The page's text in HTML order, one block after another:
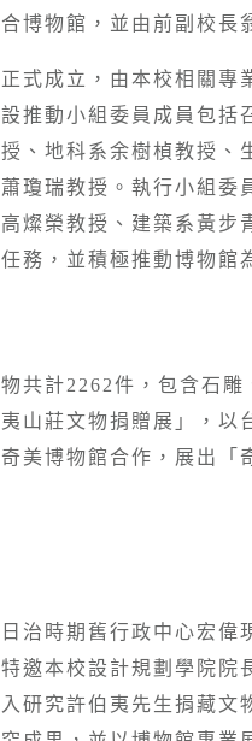
博物館，並由前副校
式成立，由本校相關
推動小組委員成員包
、地科系余樹楨教授
瓊瑞教授。執行小組
燦榮教授、建築系黃
務，並積極推動博物館
共計2262件，包含石
山莊文物捐贈展」，以
美博物館合作，展出
治時期舊行政中心宏
邀本校設計規劃學院
研究許伯夷先生捐藏